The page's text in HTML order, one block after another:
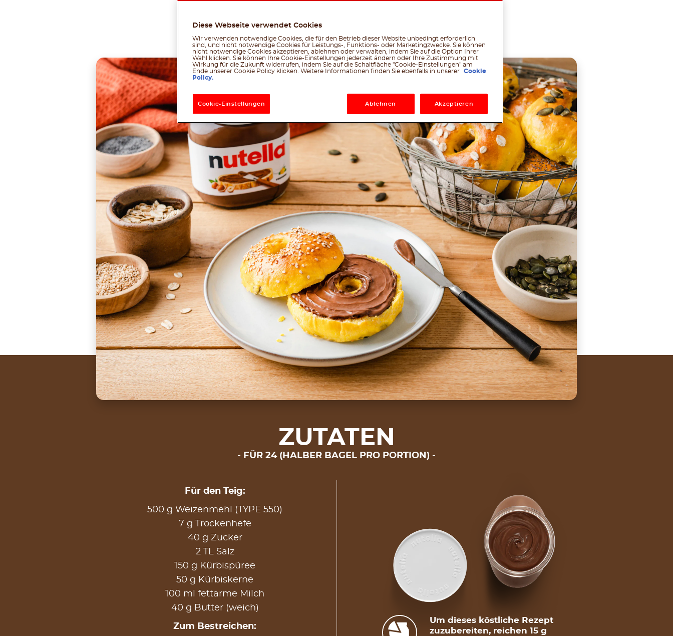
Teile, was dir gefällt
ZUTATEN
FÜR 24 (HALBER BAGEL PRO PORTION)
Für den Teig:
500 g Weizenmehl (TYPE 550)
7 g Trockenhefe
40 g Zucker
2 TL Salz
150 g Kürbispüree
50 g Kürbiskerne
100 ml fettarme Milch
40 g Butter (weich)
Zum Bestreichen:
Um dieses köstliche Rezept
zuzubereiten, reichen 15 g
Diese Webseite verwendet Cookies
Wir verwenden notwendige Cookies, die für den Betrieb dieser Website unbedingt erforderlich
sind, und nicht notwendige Cookies für Leistungs-, Funktions- oder Marketingzwecke. Sie können
nicht notwendige Cookies akzeptieren, ablehnen oder verwalten, indem Sie auf die Option Ihrer
Wahl klicken. Sie können Ihre Cookie-Einstellungen jederzeit ändern oder Ihre Zustimmung mit
Wirkung für die Zukunft widerrufen, indem Sie auf die Schaltfläche "Cookie-Einstellungen" am
Ende unserer Cookie Policy klicken. Weitere Informationen finden Sie ebenfalls in unserer
Cookie
Policy.
Ablehnen Akzeptieren
Cookie-Einstellungen